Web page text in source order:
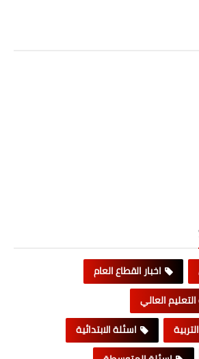
اخبار القطاع العام
العالي
اسئلة الابتدائية